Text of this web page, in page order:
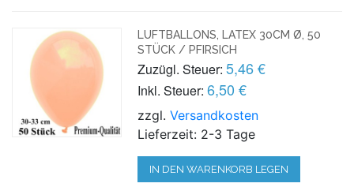
LUFTBALLONS, LATEX 30CM Ø, 50
STÜCK / PFIRSICH
Zuzügl. Steuer: 5,46 €
Inkl. Steuer: 6,50 €
zzgl.Versandkosten
Lieferzeit: 2-3 Tage
IN DEN WARENKORB LEGEN